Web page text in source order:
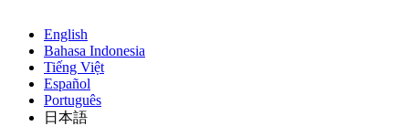
English
Bahasa Indonesia
Tiếng Việt
Español
Português
日本語